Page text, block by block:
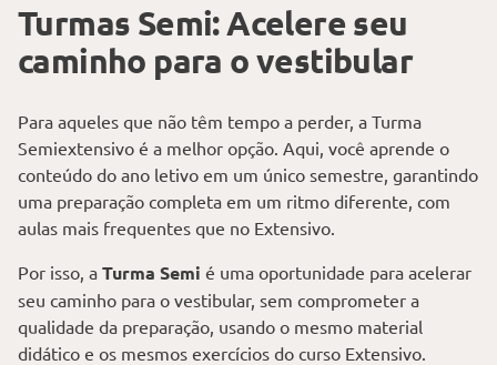
Turmas Semi: Acelere seu
caminho para o vestibular
Para aqueles que não têm tempo a perder, a Turma
Semiextensivo é a melhor opção. Aqui, você aprende o
conteúdo do ano letivo em um único semestre, garantindo
uma preparação completa em um ritmo diferente, com
aulas mais frequentes que no Extensivo.
Por isso, a Turma Semi é uma oportunidade para acelerar
seu caminho para o vestibular, sem comprometer a
qualidade da preparação, usando o mesmo material
didático e os mesmos exercícios do curso Extensivo.